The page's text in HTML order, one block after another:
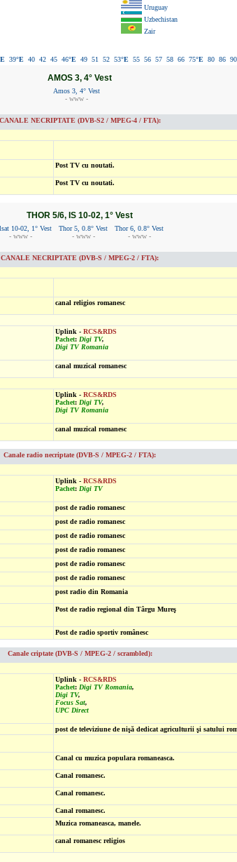
Uruguay
Uzbechistan
Zair
39°E 40 42 45 46°E 49 51 52 53°E 55 56 57 58 66 75°E 80 86 90
AMOS 3, 4° Vest
Amos 3, 4° Vest
- www -
CANALE NECRIPTATE (DVB-S2 / MPEG-4 / FTA):
Post TV cu noutati.
Post TV cu noutati.
THOR 5/6, IS 10-02, 1° Vest
10-02, 1° Vest
- www -
Thor 5, 0.8° Vest
- www -
Thor 6, 0.8° Vest
- www -
CANALE NECRIPTATE (DVB-S / MPEG-2 / FTA):
canal religios romanesc
Uplink - RCS&RDS
Pachet: Digi TV,
Digi TV Romania
canal muzical romanesc
Uplink - RCS&RDS
Pachet: Digi TV,
Digi TV Romania
canal muzical romanesc
Canale radio necriptate (DVB-S / MPEG-2 / FTA):
Uplink - RCS&RDS
Pachet: Digi TV
post de radio romanesc
post de radio romanesc
post de radio romanesc
post de radio romanesc
post de radio romanesc
post de radio romanesc
post radio din Romania
Post de radio regional din Târgu Mureş
Post de radio sportiv românesc
Canale criptate (DVB-S / MPEG-2 / scrambled):
Uplink - RCS&RDS
Pachet: Digi TV Romania,
Digi TV,
Focus Sat,
UPC Direct
post de televiziune de nişă dedicat agriculturii şi satului
Canal cu muzica populara romaneasca.
Canal romanesc.
Canal romanesc.
Canal romanesc.
Muzica romaneasca, manele.
canal romanesc religios